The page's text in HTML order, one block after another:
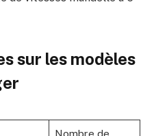
sur les modèles
Nombre de